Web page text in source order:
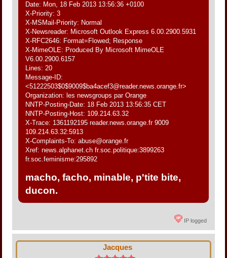
Date: Mon, 18 Feb 2013 13:56:36 +0100
X-Priority: 3
X-MSMail-Priority: Normal
X-Newsreader: Microsoft Outlook Express 6.00.2900.5931
X-RFC2646: Format=Flowed; Response
X-MimeOLE: Produced By Microsoft MimeOLE
V6.00.2900.6157
Lines: 20
Message-ID:
<51222503$0$9009$ba4acef3@reader.news.orange.fr>
Organization: les newsgroups par Orange
NNTP-Posting-Date: 18 Feb 2013 13:56:35 CET
NNTP-Posting-Host: 109.214.63.32
X-Trace: 1361192195 reader.news.orange.fr 9009
109.214.63.32:5913
X-Complaints-To: abuse@orange.fr
Xref: news.alphanet.ch fr.soc.politique:3899263
fr.soc.feminisme:295892
macho, facho, minable, p'tite bite,
ducon.
IP logged
Jacques